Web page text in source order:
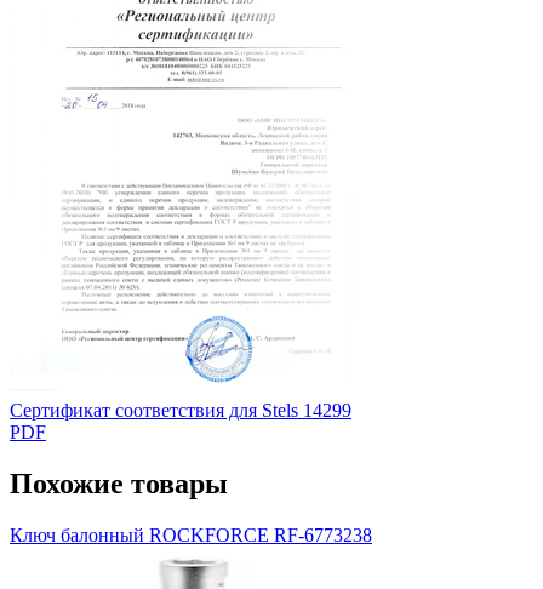
Сертификат соответствия для Stels 14299
PDF
Похожие товары
Ключ балонный ROCKFORCE RF-6773238